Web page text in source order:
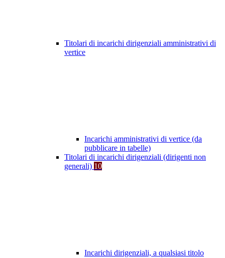
Titolari di incarichi dirigenziali amministrativi di
vertice
Incarichi amministrativi di vertice (da
pubblicare in tabelle)
Titolari di incarichi dirigenziali (dirigenti non
generali) 10
Incarichi dirigenziali, a qualsiasi titolo